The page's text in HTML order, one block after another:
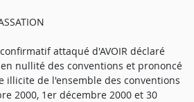
attaqué d'AVOIR déclaré
nullité des conventions et prononcé
illicite de l'ensemble des conventions
2000, 1er décembre 2000 et 30